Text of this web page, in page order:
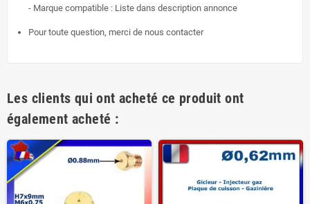
- Marque compatible : Liste dans description annonce
Pour toute question, merci de nous contacter
Les clients qui ont acheté ce produit ont
également acheté :